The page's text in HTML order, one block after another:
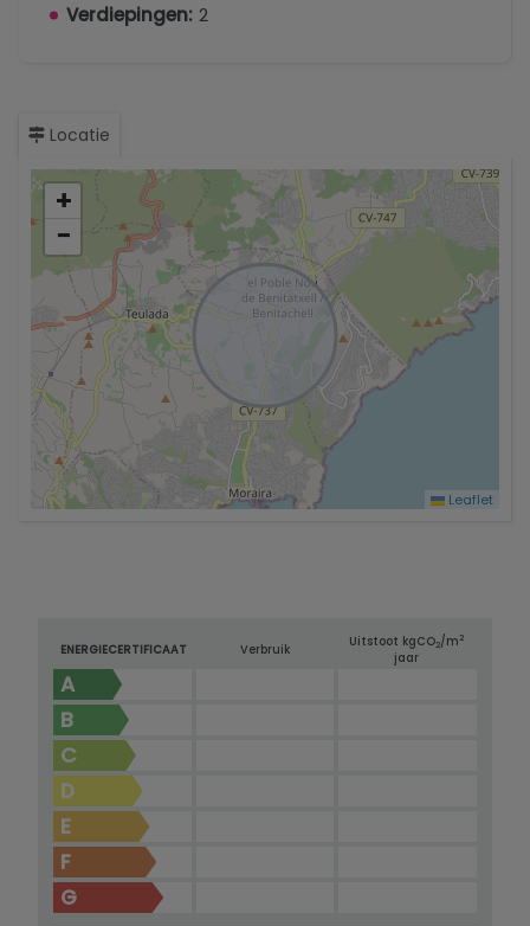
Verdiepingen: 2
Locatie
+
−
Leaflet
ENERGIECERTIFICAAT Verbruik
Uitstoot kgCO2/m2
jaar
A
B
C
D
E
F
G